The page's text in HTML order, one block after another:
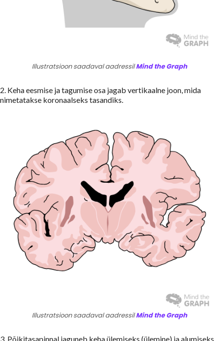
Illustratsioon saadaval aadressilMind the Graph
2. Keha eesmise ja tagumise osa jagab vertikaalne joon, mida
nimetatakse koronaalseks tasandiks.
Illustratsioon saadaval aadressilMind the Graph
3. Põikitasapinnal jaguneb keha ülemiseks (ülemine) ja alumiseks